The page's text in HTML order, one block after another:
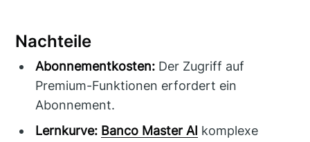
Nachteile
Abonnementkosten: Der Zugriff auf
Premium-Funktionen erfordert ein
Abonnement.
Lernkurve: Banco Master AI komplexe